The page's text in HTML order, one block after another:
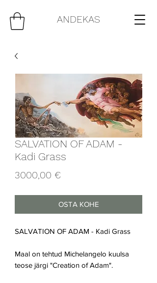
ANDEKAS
SALVATION OF ADAM -
Kadi Grass
3000,00 €
OSTA KOHE
SALVATION OF ADAM - Kadi Grass
Maal on tehtud Michelangelo kuulsa
teose järgi "Creation of Adam".